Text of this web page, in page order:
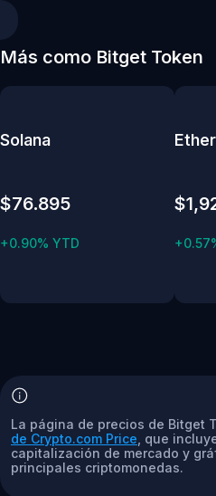
Más como Bitget Token
Solana
$76.895
+0.90% YTD
La página de precios de Bitget
de Crypto.com Price , que
capitalización de mercado y
principales criptomonedas.